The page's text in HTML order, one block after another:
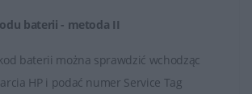
i pielęgnacja baterii, aby
baterii - metoda II
baterii można sprawdzić wchodząc
HP i podać numer Service Tag